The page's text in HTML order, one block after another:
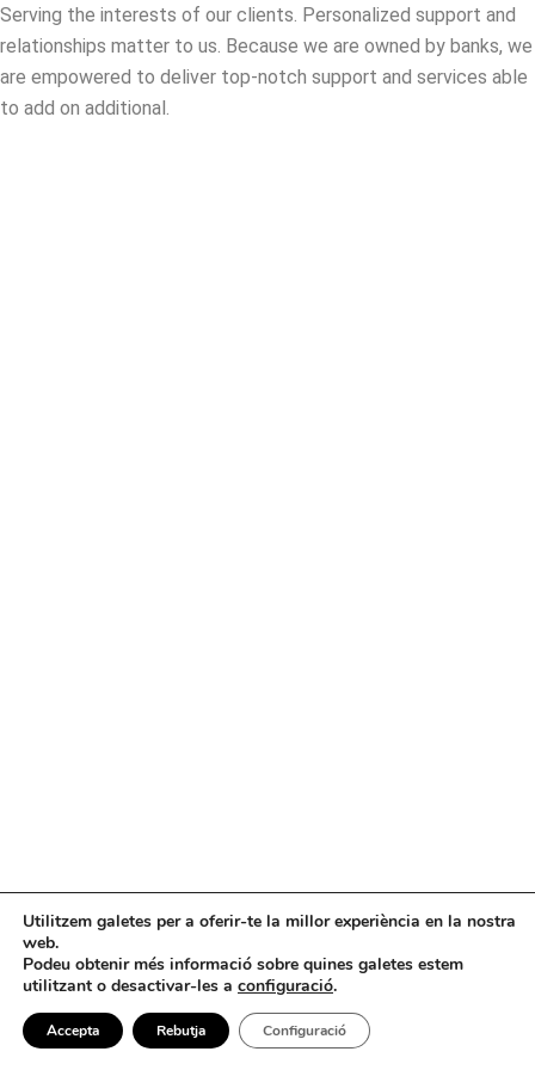
Serving the interests of our clients. Personalized support and
relationships matter to us. Because we are owned by banks, we
are empowered to deliver top-notch support and services able
to add on additional.
Utilitzem galetes per a oferir-te la millor experiència en la nostra
web.
Podeu obtenir més informació sobre quines galetes estem
utilitzant o desactivar-les a configuració.
Accepta Rebutja Configuració